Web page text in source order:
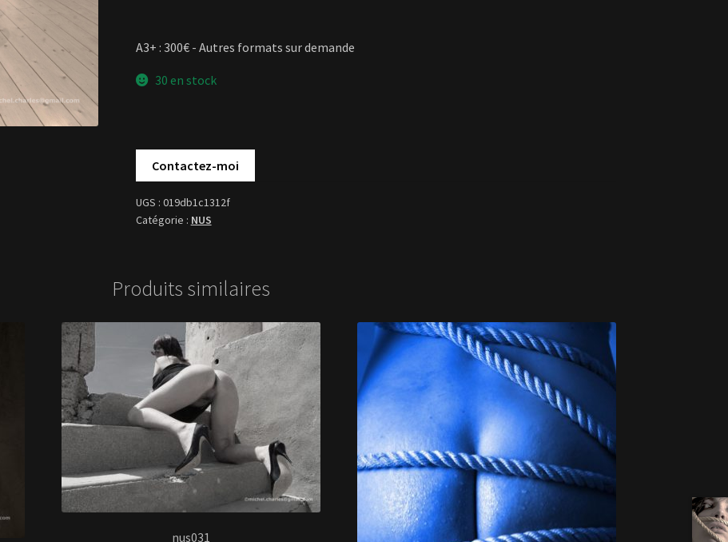
A3+ : 300€ - Autres formats sur demande
30 en stock
019db1c1312f
NUS
Produits similaires
nus031